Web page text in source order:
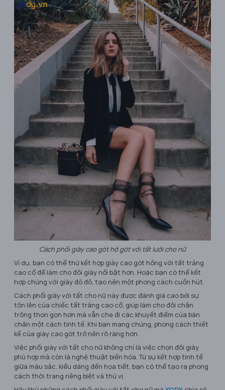
Cách phối giày cao gót hở gót với tất lưới cho nữ
Ví dụ, bạn có thể thử kết hợp giày cao gót hồng với tất trắng
cao cổ để làm cho đôi giày nổi bật hơn. Hoặc bạn có thể kết
hợp chúng với giày đỏ đô, tạo nên một phong cách cuốn hút.
Cách phối giày với tất cho nữ này được đánh giá cao bởi sự
tôn lên của chiếc tất trắng cao cổ, giúp làm cho đôi chân
trông thon gọn hơn mà vẫn che đi các khuyết điểm của bàn
chân một cách tinh tế. Khi bạn mang chúng, phong cách thiết
kế của giày cao gót trở nên rõ ràng hơn.
Việc phối giày với tất cho nữ không chỉ là việc chọn đôi giày
phù hợp mà còn là nghệ thuật biến hóa. Từ sự kết hợp tinh tế
giữa màu sắc, kiểu dáng đến họa tiết, bạn có thể tạo ra phong
cách thời trang riêng biệt và thú vị.